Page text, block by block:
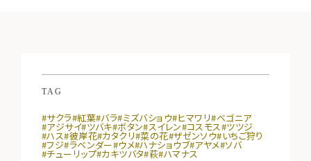
TAG
#サクラ#紅葉#バラ#ミズバショウ#ヒマワリ#ベゴニア
#アジサイ#ツバキ#ボタン#スイレン#コスモス#ツツジ
#ハス#彼岸花#カタクリ#菜の花#ザゼンソウ#いちご狩り
#フジ#ラベンダー#ウメ#ハナショウブ#アヤメ#ソバ
#チューリップ#カキツバタ#萩#ハマナス